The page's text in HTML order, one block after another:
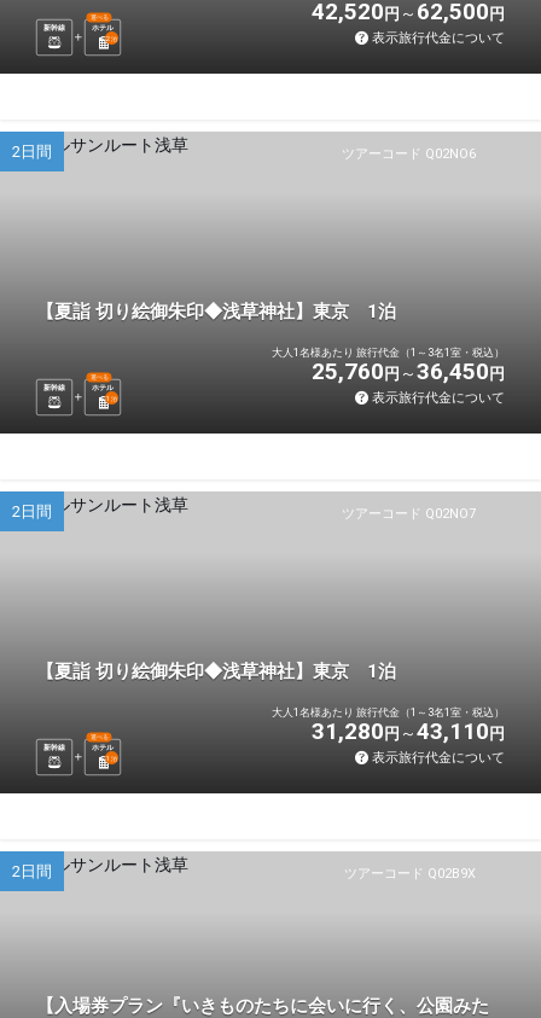
新幹線 ホテル
選べる
2泊
42,520 円 62,500 円
表示旅行代金について
ツアーコード Q02NO6
2日間
【夏詣 切り絵御朱印◆浅草神社】東京 1泊
新幹線 ホテル
選べる
1 泊
大人1名様あたり 旅行代金（1～3名1室・税込）
25,760 円 36,450 円
表示旅行代金について
ツアーコード Q02NO7
2日間
【夏詣 切り絵御朱印◆浅草神社】東京 1泊
新幹線 ホテル
選べる
1 泊
大人1名様あたり 旅行代金（1～3名1室・税込）
31,280 円 43,110 円
表示旅行代金について
ツアーコード Q02B9X
2日間
【入場券プラン『いきものたちに会いに行く、公園みた